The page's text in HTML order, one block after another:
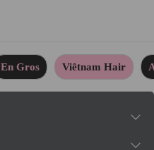
En Gros Viêtnam Hair